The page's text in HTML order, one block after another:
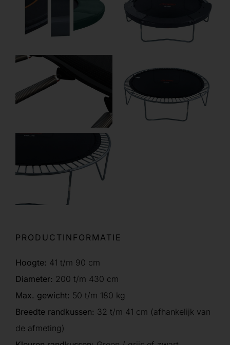
PRODUCTINFORMATIE
Hoogte: 41 t/m 90 cm
Diameter: 200 t/m 430 cm
Max. gewicht: 50 t/m 180 kg
Breedte randkussen: 32 t/m 41 cm (afhankelijk van
de afmeting)